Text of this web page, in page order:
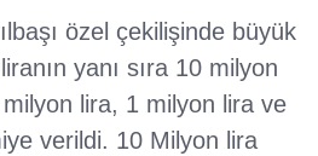
özel çekilişinde büyük
yanı sıra 10 milyon
lira, 1 milyon lira ve
verildi. 10 Milyon lira